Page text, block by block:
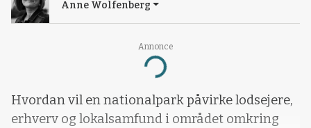
Annonce
Loading...
Anne Wolfenberg
Hvordan vil en nationalpark påvirke lodsejere,
erhverv og lokalsamfund i området omkring